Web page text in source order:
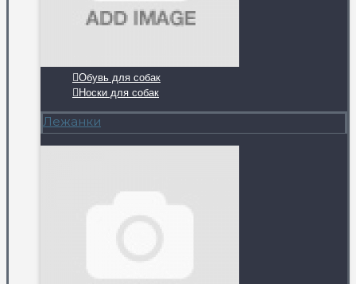
Обувь для собак
Носки для собак
Лежанки